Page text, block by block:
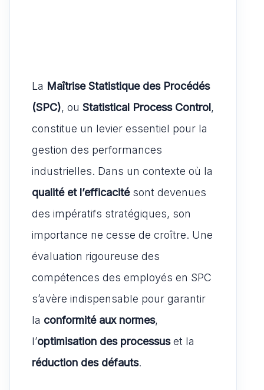
La Maîtrise Statistique des Procédés
(SPC), ou Statistical Process Control,
constitue un levier essentiel pour la
gestion des performances
industrielles. Dans un contexte où la
qualité et l’efficacitésont devenues
des impératifs stratégiques, son
importance ne cesse de croître. Une
évaluation rigoureuse des
compétences des employés en SPC
s’avère indispensable pour garantir
la conformité aux normes,
l’optimisation des processuset la
réduction des défauts.